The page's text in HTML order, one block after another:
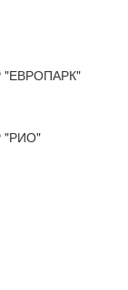
"РИО"